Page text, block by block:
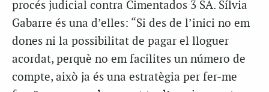
procés judicial contra Cimentados 3 SA. Sílvia
Gabarre és una d’elles: “Si des de l’inici no em
dones ni la possibilitat de pagar el lloguer
acordat, perquè no em facilites un número de
compte, això ja és una estratègia per fer-me